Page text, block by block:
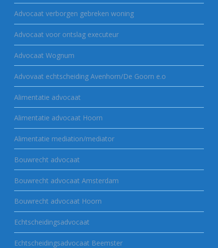
Advocaat verborgen gebreken woning
Advocaat voor ontslag executeur
Advocaat Wognum
Advovaat echtscheiding Avenhorn/De Goorn e.o
Alimentatie advocaat
Alimentatie advocaat Hoorn
Alimentatie mediation/mediator
Bouwrecht advocaat
Bouwrecht advocaat Amsterdam
Bouwrecht advocaat Hoorn
Echtscheidingsadvocaat
Echtscheidingsadvocaat Beemster